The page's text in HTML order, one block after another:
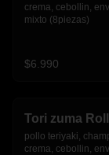
crema, cebollin,
mixto (8piezas)
$6.990
Tori zuma
pollo teriyaki,
crema, cebollin,